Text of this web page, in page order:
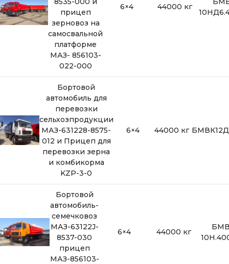
прицеп
зерновоз на
самосвальной
платформе
МАЗ- 856103-
022-000
6×4 44000 кг
Бортовой
автомобиль для
перевозки
сельхозпродукции
МАЗ-631228-8575-
012 и Прицеп для
перевозки зерна
и комбикорма
KZP-3-0
6×4 44000 кг
Бортовой
автомобиль-
семечковоз
МАЗ-63122J-
8537-030
прицеп
МАЗ-856103-
6×4 44000 кг